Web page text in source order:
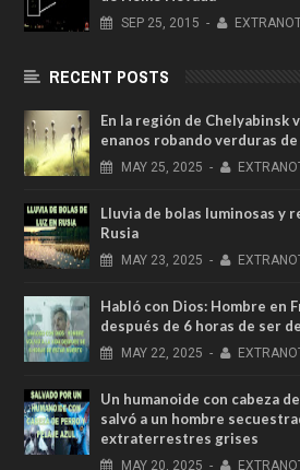
SEP 25, 2015 -
RECENT POSTS
En la región de Chelyabinsk
enanos robando verduras
MAY 25, 2025 -
Lluvia de bolas luminosas y
Rusia
MAY 23, 2025 -
Habló con Dios: Hombre en
después de 6 horas de ser
MAY 22, 2025 -
Un humanoide con cabeza
salvó a un hombre
extraterrestres grises
MAY 20, 2025 -